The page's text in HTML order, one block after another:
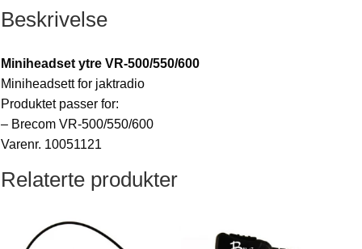
Beskrivelse
Miniheadset ytre VR-500/550/600
Miniheadsett for jaktradio
Produktet passer for:
– Brecom VR-500/550/600
Varenr. 10051121
Relaterte produkter